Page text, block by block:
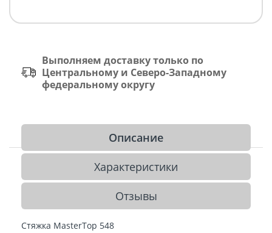
Выполняем доставку только по
Центральному и Северо-Западному
федеральному округу
Описание
Характеристики
Отзывы
Стяжка MasterTop 548